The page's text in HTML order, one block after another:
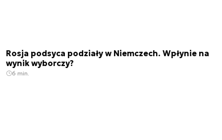
Rosja podsyca podziały w Niemczech. Wpłynie na
wynik wyborczy?
6 min.